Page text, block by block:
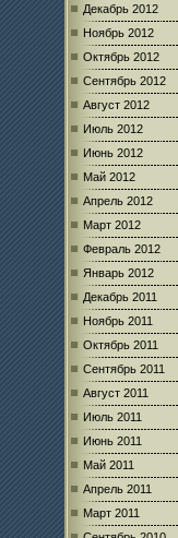
Декабрь 2012
Ноябрь 2012
Октябрь 2012
Сентябрь 2012
Август 2012
Июль 2012
Июнь 2012
Май 2012
Апрель 2012
Март 2012
Февраль 2012
Январь 2012
Декабрь 2011
Ноябрь 2011
Октябрь 2011
Сентябрь 2011
Август 2011
Июль 2011
Июнь 2011
Май 2011
Апрель 2011
Март 2011